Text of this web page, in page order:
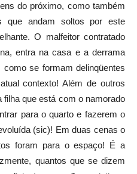
do próximo, como também
que andam soltos por este
O malfeitor contratado
entra na casa e a derrama
se formam delinqüentes
contexto! Além de outros
que está com o namorado
para o quarto e fazerem o
(sic)! Em duas cenas o
foram para o espaço! É a
quantos que se dizem